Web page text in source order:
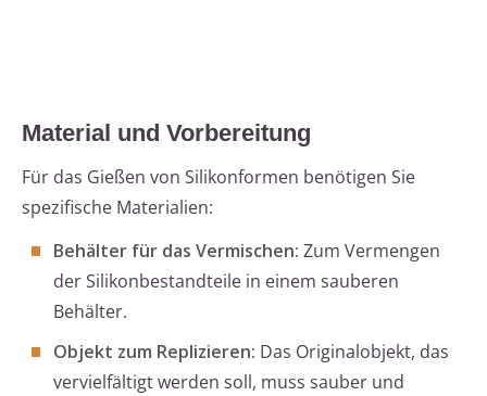
Material und Vorbereitung
Für das Gießen von Silikonformen benötigen Sie
spezifische Materialien:
Behälter für das Vermischen: Zum Vermengen
der Silikonbestandteile in einem sauberen
Behälter.
Objekt zum Replizieren: Das Originalobjekt, das
vervielfältigt werden soll, muss sauber und